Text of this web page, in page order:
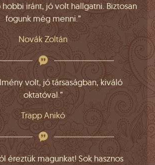
hobbi iránt, jó volt hallgatni. Biztosan
fogunk még menni.”
Novák Zoltán
volt, jó társaságban, kiváló
oktatóval.”
Trapp Anikó
éreztük magunkat! Sok hasznos